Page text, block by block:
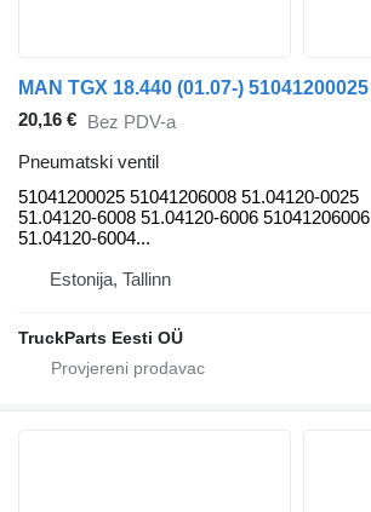
20,16 € Bez PDV-a
Pneumatski ventil
51041200025 51041206008 51.04120-0025
51.04120-6008 51.04120-6006 51041206006
51.04120-6004...
Estonija, Tallinn
TruckParts Eesti OÜ